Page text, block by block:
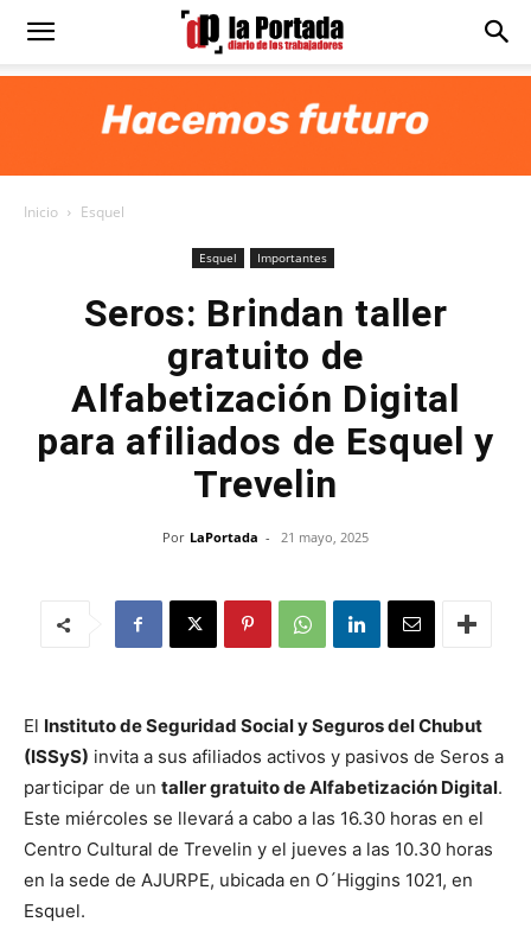
Diario
Inicio Esquel
Esquel Importantes
Seros: Brindan taller
gratuito de
Alfabetización Digital
para afiliados de Esquel y
Trevelin
Por LaPortada - 21 mayo, 2025
El Instituto de Seguridad Social y Seguros del Chubut
(ISSyS) invita a sus afiliados activos y pasivos de Seros a
participar de un taller gratuito de Alfabetización Digital.
Este miércoles se llevará a cabo a las 16.30 horas en el
Centro Cultural de Trevelin y el jueves a las 10.30 horas
en la sede de AJURPE, ubicada en O´Higgins 1021, en
Esquel.